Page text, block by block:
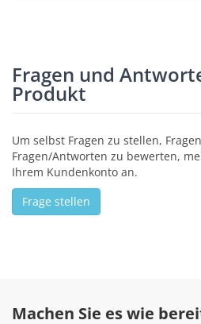
5 Sterne
4 Sterne
2 Sterne
1 Stern
Haben Sie dieses Produkt